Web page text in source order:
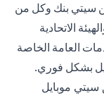
سيتي بنك وكل من
الاتحادية
العامة الخاصة
بشكل فوري.
سيتي موبايل